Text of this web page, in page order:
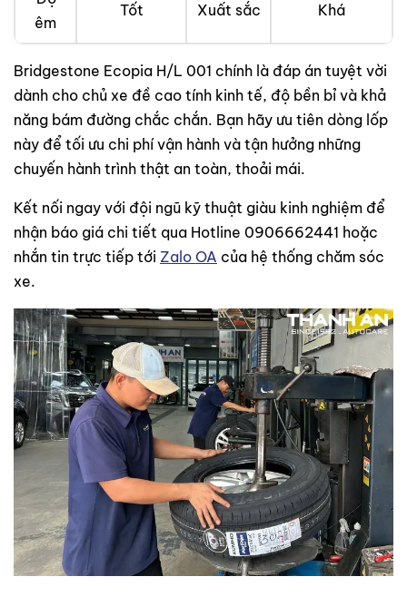
êm
Tốt Xuất sắc Khá
Bridgestone Ecopia H/L 001 chính là đáp án tuyệt vời
dành cho chủ xe đề cao tính kinh tế, độ bền bỉ và khả
năng bám đường chắc chắn. Bạn hãy ưu tiên dòng lốp
này để tối ưu chi phí vận hành và tận hưởng những
chuyến hành trình thật an toàn, thoải mái.
Kết nối ngay với đội ngũ kỹ thuật giàu kinh nghiệm để
nhận báo giá chi tiết qua Hotline 0906662441 hoặc
nhắn tin trực tiếp tới Zalo OA của hệ thống chăm sóc
xe.